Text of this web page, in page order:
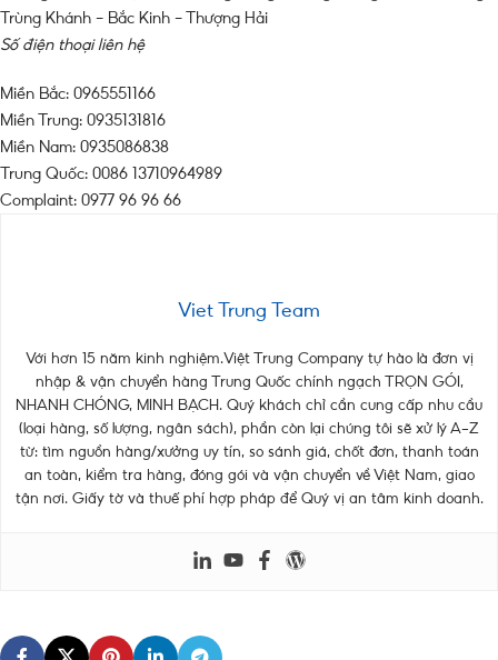
Trùng Khánh – Bắc Kinh – Thượng Hải
Số điện thoại liên hệ
Miền Bắc: 0965551166
Miền Trung: 0935131816
Miền Nam: 0935086838
Trung Quốc: 0086 13710964989
Complaint: 0977 96 96 66
Viet Trung Team
Với hơn 15 năm kinh nghiệm.Việt Trung Company tự hào là đơn vị
nhập & vận chuyển hàng Trung Quốc chính ngạch TRỌN GÓI,
NHANH CHÓNG, MINH BẠCH. Quý khách chỉ cần cung cấp nhu cầu
(loại hàng, số lượng, ngân sách), phần còn lại chúng tôi sẽ xử lý A–Z
từ: tìm nguồn hàng/xưởng uy tín, so sánh giá, chốt đơn, thanh toán
an toàn, kiểm tra hàng, đóng gói và vận chuyển về Việt Nam, giao
tận nơi. Giấy tờ và thuế phí hợp pháp để Quý vị an tâm kinh doanh.